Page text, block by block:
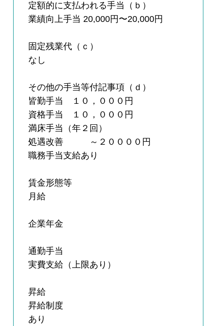
定額的に支払われる手当（ｂ）
業績向上手当 20,000円〜20,000円
固定残業代（ｃ）
なし
その他の手当等付記事項（ｄ）
皆勤手当 １０，０００円
資格手当 １０，０００円
満床手当（年２回）
処遇改善 ～２００００円
職務手当支給あり
賃金形態等
月給
企業年金
通勤手当
実費支給（上限あり）
昇給
昇給制度
あり